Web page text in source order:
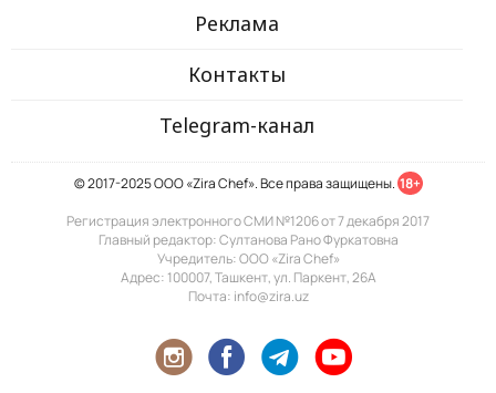
Реклама
Контакты
Telegram-канал
© 2017-2025 ООО «Zira Chef». Все права защищены. 18+
Регистрация электронного СМИ №1206 от 7 декабря 2017
Главный редактор: Султанова Рано Фуркатовна
Учредитель: ООО «Zira Chef»
Адрес: 100007, Ташкент, ул. Паркент, 26А
Почта: info@zira.uz